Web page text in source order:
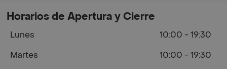
Horarios de Apertura y Cierre
Lunes
10:00 - 19:30
Martes
10:00 - 19:30